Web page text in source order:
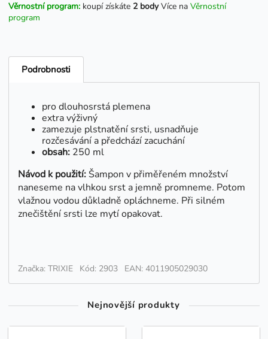
Věrnostní program: koupí získáte 2 bodyVíce na Věrnostní
program
Podrobnosti
pro dlouhosrstá plemena
extra výživný
zamezuje plstnatění srsti, usnadňuje
rozčesávání a předchází zacuchání
obsah: 250 ml
Návod k použití:Šampon v přiměřeném množství
naneseme na vlhkou srst a jemně promneme. Potom
vlažnou vodou důkladně opláchneme. Při silném
znečištění srsti lze mytí opakovat.
Značka: TRIXIE Kód: 2903 EAN: 4011905029030
Nejnovější produkty